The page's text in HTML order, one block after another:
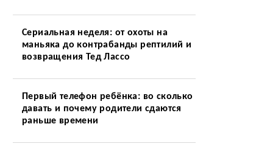
Сериальная неделя: от охоты на
маньяка до контрабанды рептилий и
возвращения Тед Лассо
Первый телефон ребёнка: во сколько
давать и почему родители сдаются
раньше времени